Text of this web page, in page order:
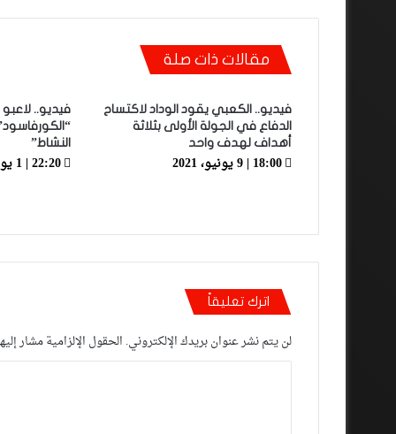
مقالات ذات صلة
فيديو.. الكعبي يقود الوداد لاكتساح
الدفاع في الجولة الأولى بثلاثة
أهداف لهدف واحد
18:00 | 9 يونيو، 2021
فيديو..
النشاط”
22:20 | 1 يوليو، 2024
اترك تعليقاً
لن يتم نشر عنوان بريدك الإلكتروني.الحقول الإلزامية مشار